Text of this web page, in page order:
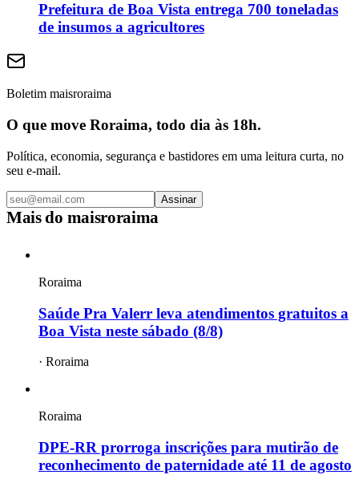
Prefeitura de Boa Vista entrega 700 toneladas
de insumos a agricultores
Boletim maisroraima
O que move Roraima, todo dia às 18h.
Política, economia, segurança e bastidores em uma leitura curta, no
seu e-mail.
Assinar
Mais do maisroraima
Roraima
Saúde Pra Valerr leva atendimentos gratuitos a
Boa Vista neste sábado (8/8)
· Roraima
Roraima
DPE-RR prorroga inscrições para mutirão de
reconhecimento de paternidade até 11 de agosto